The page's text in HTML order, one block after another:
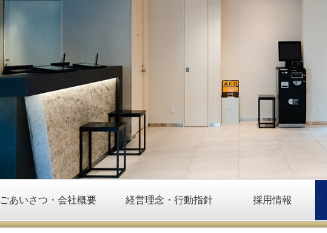
ごあいさつ・会社概要 経営理念・行動指針 採用情報